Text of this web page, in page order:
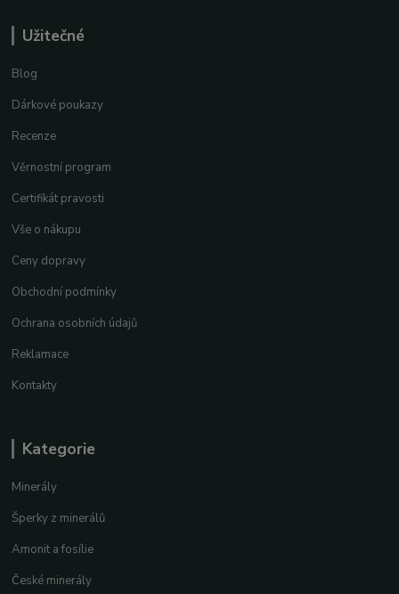
Užitečné
Blog
Dárkové poukazy
Recenze
Věrnostní program
Certifikát pravosti
Vše o nákupu
Ceny dopravy
Obchodní podmínky
Ochrana osobních údajů
Reklamace
Kontakty
Kategorie
Minerály
Šperky z minerálů
Amonit a fosílie
České minerály